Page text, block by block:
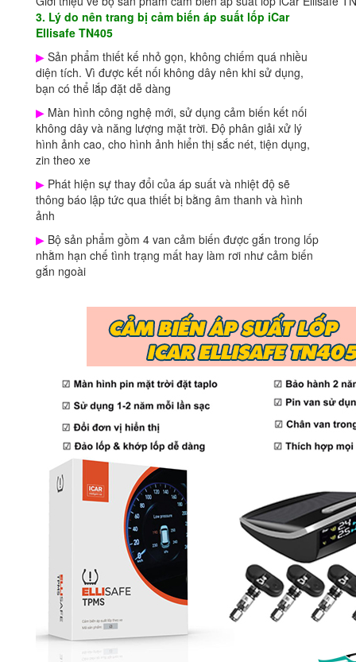
3. Lý do nên trang bị cảm biến áp suất lốp iCar
Ellisafe TN405
▶ Sản phẩm thiết kế nhỏ gọn, không chiếm quá nhiều
diện tích. Vì được kết nối không dây nên khi sử dụng,
bạn có thể lắp đặt dễ dàng
▶ Màn hình công nghệ mới, sử dụng cảm biến kết nối
không dây và năng lượng mặt trời. Độ phân giải xử lý
hình ảnh cao, cho hình ảnh hiển thị sắc nét, tiện dụng,
zin theo xe
▶ Phát hiện sự thay đổi của áp suất và nhiệt độ sẽ
thông báo lập tức qua thiết bị bằng âm thanh và hình
ảnh
▶ Bộ sản phẩm gồm 4 van cảm biến được gắn trong lốp
nhằm hạn chế tình trạng mất hay làm rơi như cảm biến
gắn ngoài